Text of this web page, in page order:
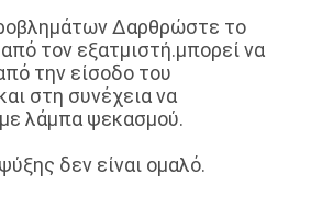
∆αρθρώστε το
τον εξατμιστή.μπορεί να
την είσοδο του
στη συνέχεια να
λάμπα ψεκασμού.
δεν είναι ομαλό.